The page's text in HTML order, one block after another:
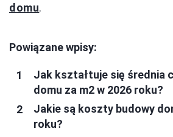
domu.
Powiązane wpisy:
Jak kształtuje się średnia
domu za m2 w 2026 roku?
Jakie są koszty budowy
roku?